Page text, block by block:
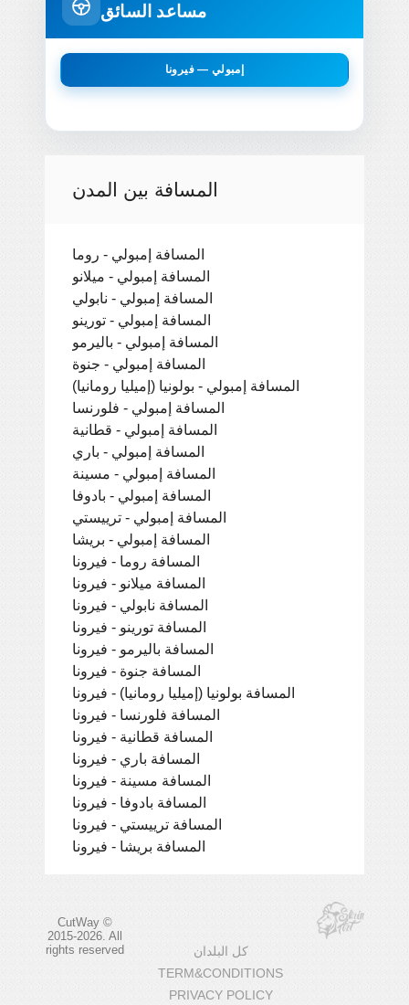
مساعد السائق
إمبولي — فيرونا
المسافة بين المدن
المسافة إمبولي - روما
المسافة إمبولي - ميلانو
المسافة إمبولي - نابولي
المسافة إمبولي - تورينو
المسافة إمبولي - باليرمو
المسافة إمبولي - جنوة
المسافة إمبولي - بولونيا (إميليا رومانيا)
المسافة إمبولي - فلورنسا
المسافة إمبولي - قطانية
المسافة إمبولي - باري
المسافة إمبولي - مسينة
المسافة إمبولي - بادوفا
المسافة إمبولي - ترييستي
المسافة إمبولي - بريشا
المسافة روما - فيرونا
المسافة ميلانو - فيرونا
المسافة نابولي - فيرونا
المسافة تورينو - فيرونا
المسافة باليرمو - فيرونا
المسافة جنوة - فيرونا
المسافة بولونيا (إميليا رومانيا) - فيرونا
المسافة فلورنسا - فيرونا
المسافة قطانية - فيرونا
المسافة باري - فيرونا
المسافة مسينة - فيرونا
المسافة بادوفا - فيرونا
المسافة ترييستي - فيرونا
المسافة بريشا - فيرونا
CutWay ©
2015-2026. All
rights reserved
كل البلدان
TERM&CONDITIONS
PRIVACY POLICY